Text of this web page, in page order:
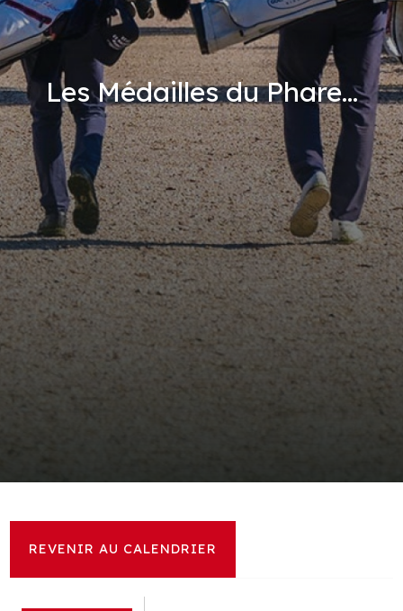
Les Médailles du Phare...
REVENIR AU CALENDRIER